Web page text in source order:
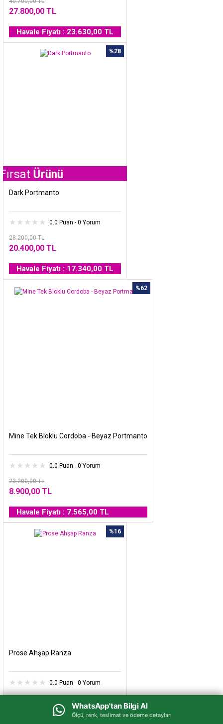
WhatsApp'tan Bilgi Al
Ölçü, renk, teslimat ve ödeme detayları
27.800,00 TL
Havale Fiyatı : 23.630,00 TL
%28
Ürünü
Dark Portmanto
0.0 Puan - 0 Yorum
28.200,00 TL
20.400,00 TL
Havale Fiyatı : 17.340,00 TL
%62
Mine Tek Bloklu Cordoba - Beyaz Portmanto
0.0 Puan - 0 Yorum
23.200,00 TL
8.900,00 TL
Havale Fiyatı : 7.565,00 TL
%16
Prose Ahşap Ranza
0.0 Puan - 0 Yorum
54.300,00 TL WhatsApp'tan Bilgi Al
Ölçü, renk, teslimat ve ödeme detayları